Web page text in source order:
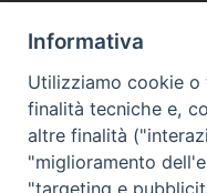
DIOCESI
Contatti:Tel.:
E-mail:
Orari: dal
Informativa
Utilizziamo cookie
finalità tecniche e,
altre finalità
"miglioramento